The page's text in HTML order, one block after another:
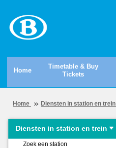
Home
Timetable & Buy
Tickets
Home Diensten in station en trein
Diensten in station en trein
Zoek een station